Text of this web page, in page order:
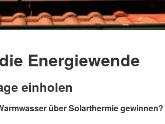
Energiewende
einholen
über Solarthermie